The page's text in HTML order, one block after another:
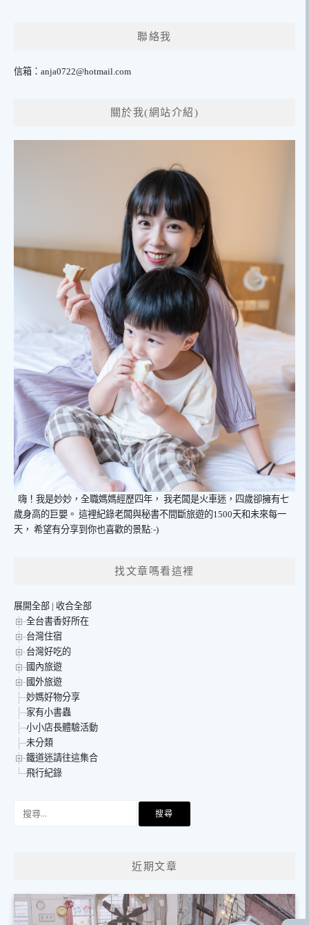
聯絡我
信箱： anja0722@hotmail.com
關於我(網站介紹)
嗨！我是妙妙，全職媽媽經歷四年， 我老闆是火車迷，四歲卻擁有七
歲身高的巨嬰。 這裡紀錄老闆與秘書不間斷旅遊的1500天和未來每一
天， 希望有分享到你也喜歡的景點:-)
找文章嗎看這裡
展開全部 | 收合全部
全台書香好所在
台灣住宿
台灣好吃的
國內旅遊
國外旅遊
妙媽好物分享
家有小書蟲
小小店長體驗活動
未分類
鐵道迷請往這集合
飛行紀錄
近期文章